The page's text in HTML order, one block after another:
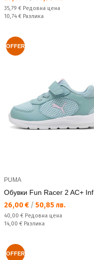
Редовна цена:
35,79 € Редовна цена
Спестявате:
10,74 € Разлика
OFFER
PUMA
Обувки Fun Racer 2 AC+ Inf
Текуща цена:
26,00 € / 50,85 лв.
Редовна цена:
40,00 € Редовна цена
Спестявате:
14,00 € Разлика
OFFER